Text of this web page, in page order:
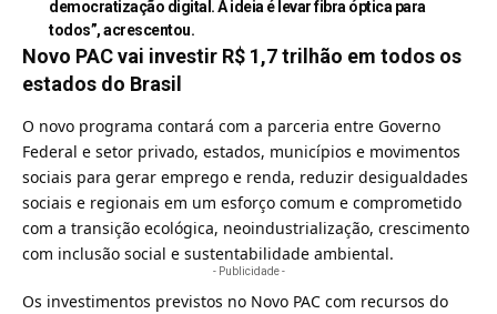
democratização digital. A ideia é levar fibra óptica para
todos”, acrescentou.
Novo PAC vai investir R$ 1,7 trilhão em todos os
estados do Brasil
O novo programa contará com a parceria entre Governo
Federal e setor privado, estados, municípios e movimentos
sociais para gerar emprego e renda, reduzir desigualdades
sociais e regionais em um esforço comum e comprometido
com a transição ecológica, neoindustrialização, crescimento
com inclusão social e sustentabilidade ambiental.
- Publicidade -
Os investimentos previstos no Novo PAC com recursos do